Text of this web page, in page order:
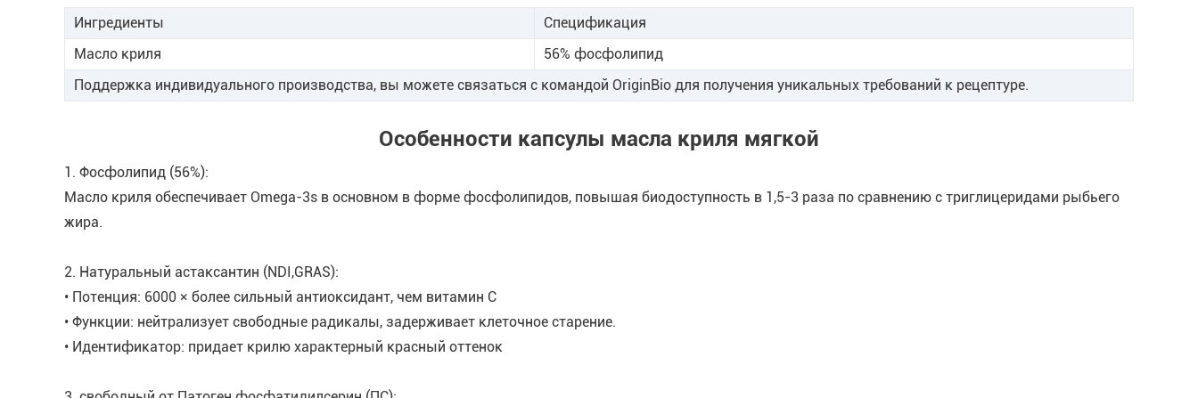
Ингредиенты
Спецификация
Масло криля
56% фосфолипид
Поддержка индивидуального производства, вы можете связаться с командой OriginBio для получения уникальных требований к рецептуре.
Особенности капсулы масла криля мягкой
1. Фосфолипид (56%):
Масло криля обеспечивает Omega-3s в основном в форме фосфолипидов, повышая биодоступность в 1,5-3 раза по сравнению с триглицеридами рыбьего
жира.
2. Натуральный астаксантин (NDI,GRAS):
• Потенция: 6000 × более сильный антиоксидант, чем витамин С
• Функции: нейтрализует свободные радикалы, задерживает клеточное старение.
• Идентификатор: придает крилю характерный красный оттенок